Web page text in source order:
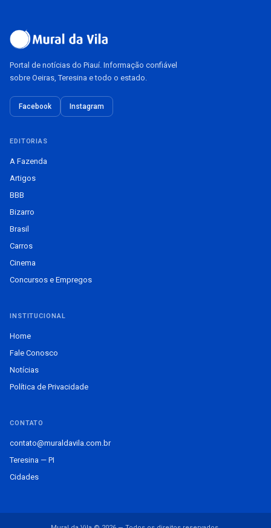
Portal de notícias do Piauí. Informação confiável
sobre Oeiras, Teresina e todo o estado.
Facebook Instagram
EDITORIAS
A Fazenda
Artigos
BBB
Bizarro
Brasil
Carros
Cinema
Concursos e Empregos
INSTITUCIONAL
Home
Fale Conosco
Notícias
Política de Privacidade
CONTATO
contato@muraldavila.com.br
Teresina — PI
Cidades